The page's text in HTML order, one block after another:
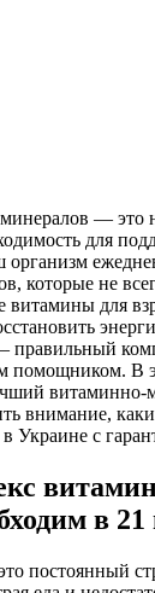
— это
для
которые не
витамины для
правильный
помощником. В
витаминно-
внимание,
Украине с
в 21
постоянный